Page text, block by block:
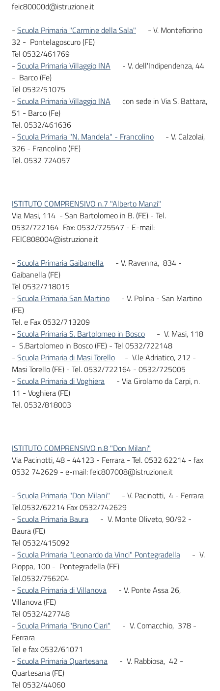
feic80000d@istruzione.it
- Scuola Primaria "Carmine della Sala"
- V. Montefiorino
32 - Pontelagoscuro (FE)
Tel 0532/461769
- Scuola Primaria Villaggio INA
- V. dell'Indipendenza, 44
- Barco (Fe)
Tel 0532/51075
- Scuola Primaria Villaggio INA
con sede in Via S. Battara,
51 - Barco (Fe)
Tel. 0532/461636
- Scuola Primaria "N. Mandela" - Francolino
- V. Calzolai,
326 - Francolino (FE)
Tel. 0532 724057
ISTITUTO COMPRENSIVO n.7 "Alberto Manzi"
Via Masi, 114 - San Bartolomeo in B. (FE) - Tel.
0532/722164 Fax: 0532/725547 - E-mail:
FEIC808004@istruzione.it
- Scuola Primaria Gaibanella
- V. Ravenna, 834 -
Gaibanella (FE)
Tel 0532/718015
- Scuola Primaria San Martino
- V. Polina - San Martino
(FE)
Tel. e Fax 0532/713209
- Scuola Primaria S. Bartolomeo in Bosco
- V. Masi, 118
- S.Bartolomeo in Bosco (FE) - Tel 0532/722148
- Scuola Primaria di Masi Torello
- V.le Adriatico, 212 -
Masi Torello (FE) - Tel. 0532/722164 - 0532/725005
- Scuola Primaria di Voghiera
- Via Girolamo da Carpi, n.
11 - Voghiera (FE)
Tel. 0532/818003
ISTITUTO COMPRENSIVO n.8 "Don Milani"
Via Pacinotti, 48 - 44123 - Ferrara - Tel. 0532 62214 - fax
0532 742629 - e-mail: feic807008@istruzione.it
- Scuola Primaria "Don Milani"
- V. Pacinotti, 4 - Ferrara
Tel.0532/62214 Fax 0532/742629
- Scuola Primaria Baura
- V. Monte Oliveto, 90/92 -
Baura (FE)
Tel 0532/415092
- Scuola Primaria "Leonardo da Vinci" Pontegradella
- V.
Pioppa, 100 - Pontegradella (FE)
Tel.0532/756204
- Scuola Primaria di Villanova
- V. Ponte Assa 26,
Villanova (FE)
Tel 0532/427748
- Scuola Primaria "Bruno Ciari"
- V. Comacchio, 378 -
Ferrara
Tel e fax 0532/61071
- Scuola Primaria Quartesana
- V. Rabbiosa, 42 -
Quartesana (FE)
Tel 0532/44060